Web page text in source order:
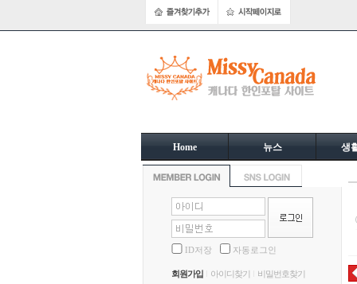
Home 뉴스 생
ID저장 자동로그인
회원가입 아이디찾기 비밀번호찾기